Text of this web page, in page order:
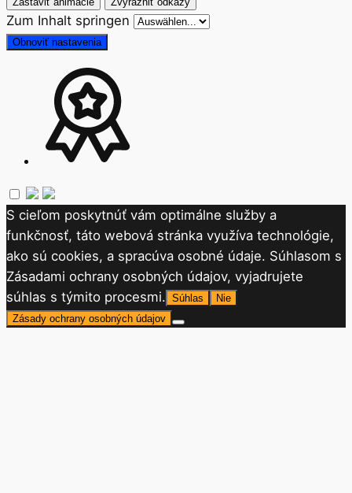
Zum Inhalt springen
Obnoviť nastavenia
S cieľom poskytnúť vám optimálne služby a
funkčnosť, táto webová stránka využíva technológie,
ako sú cookies, a spracúva osobné údaje. Súhlasom s
Zásadami ochrany osobných údajov, vyjadrujete
súhlas s týmito procesmi. Súhlas
Nie
Zásady ochrany osobných údajov